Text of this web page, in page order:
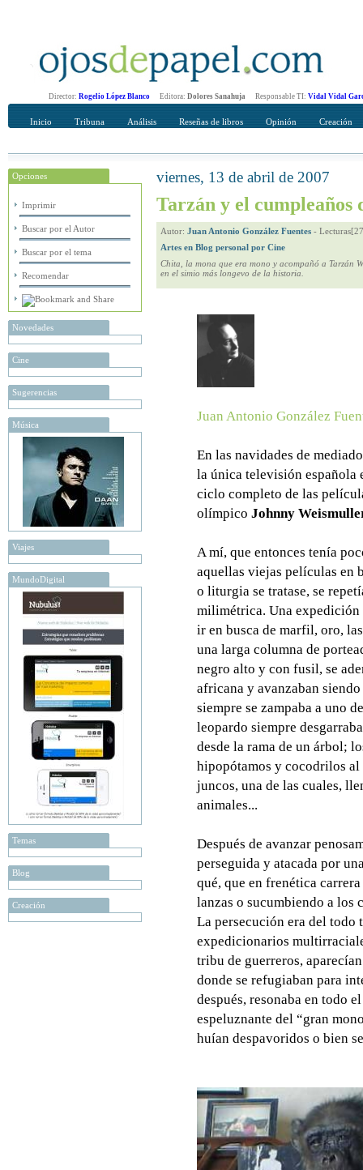
Director: Rogelio López Blanco Editora: Dolores Sanahuja Responsable TI: Vidal Vidal
Inicio Tribuna Análisis Reseñas de libros Opinión Creación
Opciones
Imprimir
Buscar por el Autor
Buscar por el tema
Recomendar
Novedades
Cine
Sugerencias
Música
Viajes
MundoDigital
Temas
Blog
Creación
Recomendar
viernes, 13 de abril de 2007
Tarzán y el cumpleaños
Autor: Juan Antonio González Fuentes -
Artes en Blog personal por Cine
Chita, la mona que era mono y acompañó a Tarzán
en el simio más longevo de la historia.
Juan Antonio González
En las navidades de
la única televisión española
ciclo completo de las
olímpico Johnny
A mí, que entonces tenía
aquellas viejas películas en
o liturgia se tratase, se
milimétrica. Una expedición
ir en busca de marfil, oro,
una larga columna de
negro alto y con fusil, se
africana y avanzaban
siempre se zampaba a uno
leopardo siempre
desde la rama de un árbol;
hipopótamos y cocodrilos
juncos, una de las cuales,
animales...
Después de avanzar
perseguida y atacada por
qué, que en frenética
lanzas o sucumbiendo a los
La persecución era del
expedicionarios
tribu de guerreros,
donde se refugiaban para
después, resonaba en todo
espeluznante del “gran
huían despavoridos o bien